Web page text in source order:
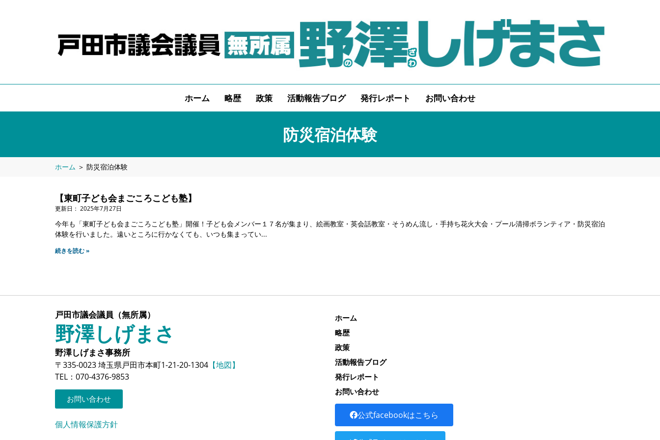
ホーム 略歴 政策 活動報告ブログ 発行レポート お問い合わせ
防災宿泊体験
ホーム ＞ 防災宿泊体験
【東町子ども会まごころこども塾】
2025年7月27日
今年も「東町子ども会まごころこども塾」開催！子ども会メンバー１７名が集まり、絵画教室・英会話教室・そうめん流し・手持ち花火大会・プール清掃ボランティア・防災宿泊
体験を行いました。遠いところに行かなくても、いつも集まってい
続きを読む »
戸田市議会議員（無所属）
野澤しげまさ
野澤しげまさ事務所
〒335-0023 埼玉県戸田市本町1-21-20-1304 【地図】
TEL：070-4376-9853
お問い合わせ
個人情報保護方針
ホーム
略歴
政策
活動報告ブログ
発行レポート
お問い合わせ
公式facebookはこちら